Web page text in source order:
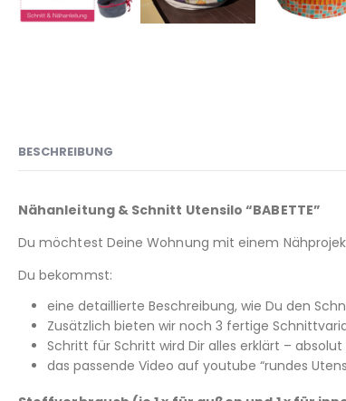
BESCHREIBUNG
Nähanleitung & Schnitt Utensilo “BABETTE”
Du möchtest Deine Wohnung mit einem
Du bekommst:
eine detaillierte Beschreibung, wie Du den
Zusätzlich bieten wir noch 3 fertige
Schritt für Schritt wird Dir alles erklärt –
das passende Video auf youtube “rundes